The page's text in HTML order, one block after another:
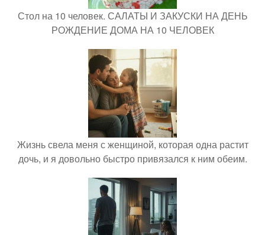
Стол на 10 человек. САЛАТЫ И ЗАКУСКИ НА ДЕНЬ
РОЖДЕНИЕ ДОМА НА 10 ЧЕЛОВЕК
Жизнь свела меня с женщиной, которая одна растит
дочь, и я довольно быстро привязался к ним обеим.